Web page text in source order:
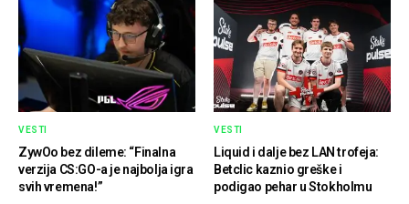
VESTI
ZywOo bez dileme: “Finalna
verzija CS:GO-a je najbolja igra
svih vremena!”
VESTI
Liquid i dalje bez LAN trofeja:
Betclic kaznio greške i
podigao pehar u Stokholmu